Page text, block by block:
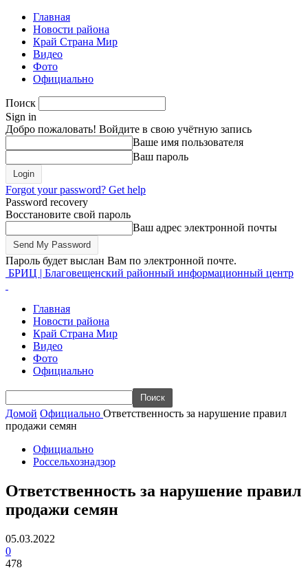
Главная
Новости района
Край Страна Мир
Видео
Фото
Официально
Поиск
Sign in
Добро пожаловать! Войдите в свою учётную запись
Ваше имя пользователя
Ваш пароль
Forgot your password? Get help
Password recovery
Восстановите свой пароль
Ваш адрес электронной почты
Пароль будет выслан Вам по электронной почте.
БРИЦ | Благовещенский районный информационный центр
Главная
Новости района
Край Страна Мир
Видео
Фото
Официально
Домой Официально Ответственность за нарушение правил
продажи семян
Официально
Россельхознадзор
Ответственность за нарушение правил
продажи семян
05.03.2022
0
478